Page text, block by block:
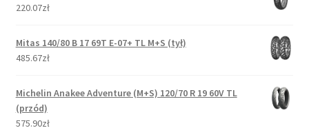
220.07zł
Mitas 140/80 B 17 69T E-07+ TL M+S (tył)
485.67zł
Michelin Anakee Adventure (M+S) 120/70 R 19 60V TL
(przód)
575.90zł